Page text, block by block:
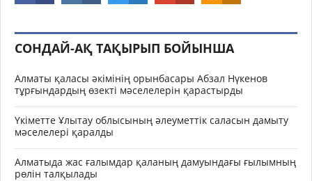
СОНДАЙ-АҚ ТАҚЫРЫП БОЙЫНША
Алматы қаласы әкімінің орынбасары Абзал Нүкенов
тұрғындардың өзекті мәселелерін қарастырды
Үкіметте Ұлытау облысының әлеуметтік саласын дамыту
мәселелері қаралды
Алматыда жас ғалымдар қаланың дамуындағы ғылымның
рөлін талқылады